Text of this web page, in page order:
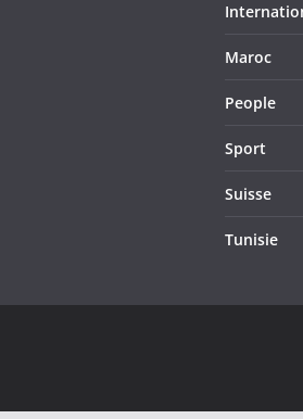
Maroc
People
Sport
Suisse
Tunisie